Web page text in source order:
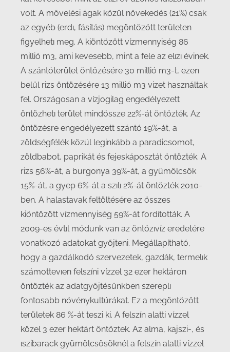
volt. A mővelési ágak közül növekedés (21%) csak
az egyéb (erdı, fásítás) megöntözött területen
figyelhetı meg. A kiöntözött vízmennyiség 86
millió m3, ami kevesebb, mint a fele az elızı évinek.
A szántóterület öntözésére 30 millió m3-t, ezen
belül rizs öntözésére 13 millió m3 vizet használtak
fel. Országosan a vízjogilag engedélyezett
öntözhetı terület mindössze 22%-át öntözték. Az
öntözésre engedélyezett szántó 19%-át, a
zöldségfélék közül leginkább a paradicsomot,
zöldbabot, paprikát és fejeskáposztát öntözték. A
rizs 56%-át, a burgonya 39%-át, a gyümölcsök
15%-át, a gyep 6%-át a szılı 2%-át öntözték 2010-
ben. A halastavak feltöltésére az összes
kiöntözött vízmennyiség 59%-át fordították. A
2009-es évtıl módunk van az öntözıvíz eredetére
vonatkozó adatokat győjteni. Megállapítható,
hogy a gazdálkodó szervezetek, gazdák, termelık
számottevıen felszíni vízzel 32 ezer hektáron
öntözték az adatgyőjtésünkben szereplı
fontosabb növénykultúrákat. Ez a megöntözött
területek 86 %-át teszi ki. A felszín alatti vízzel
közel 3 ezer hektárt öntöztek. Az alma, kajszi-, és
ıszibarack gyümölcsösöknél a felszín alatti vízzel